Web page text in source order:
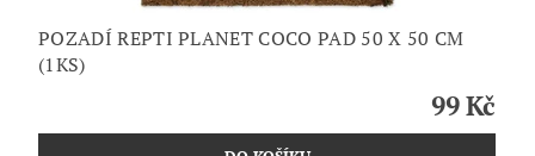
POZADÍ REPTI PLANET COCO PAD 50 X 50 CM
(1KS)
99 Kč